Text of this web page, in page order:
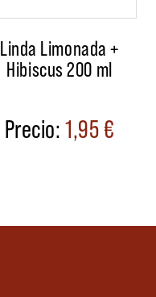
Linda Limonada +
Hibiscus 200 ml
1,95€